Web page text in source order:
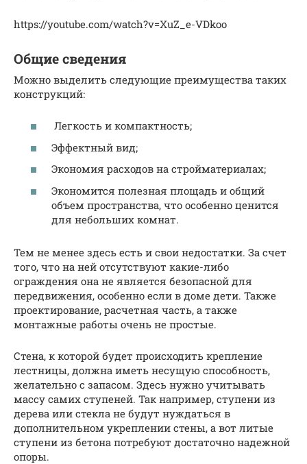
https://youtube.com/watch?v=XuZ_e-VDkoo
Общие сведения
Можно выделить следующие преимущества таких
конструкций:
Легкость и компактность;
Эффектный вид;
Экономия расходов на стройматериалах;
Экономится полезная площадь и общий
объем пространства, что особенно ценится
для небольших комнат.
Тем не менее здесь есть и свои недостатки. За счет
того, что на ней отсутствуют какие-либо
ограждения она не является безопасной для
передвижения, особенно если в доме дети. Также
проектирование, расчетная часть, а также
монтажные работы очень не простые.
Стена, к которой будет происходить крепление
лестницы, должна иметь несущую способность,
желательно с запасом. Здесь нужно учитывать
массу самих ступеней. Так например, ступени из
дерева или стекла не будут нуждаться в
дополнительном укреплении стены, а вот литые
ступени из бетона потребуют достаточно надежной
опоры.